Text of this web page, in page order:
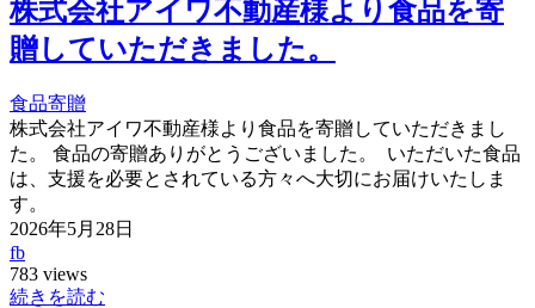
株式会社アイワ不動産様より食品を寄
贈していただきました。
食品寄贈
株式会社アイワ不動産様より食品を寄贈していただきまし
た。 食品の寄贈ありがとうございました。 いただいた食品
は、支援を必要とされている方々へ大切にお届けいたしま
す。
2026年5月28日
fb
783 views
続きを読む